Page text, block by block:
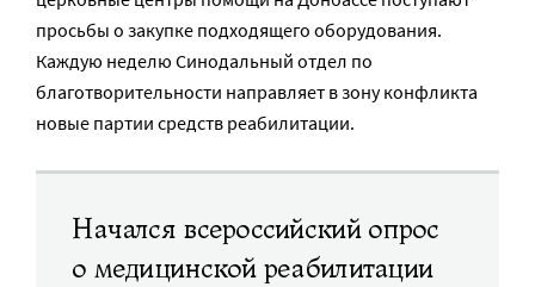
просьбы о закупке подходящего оборудования.
Каждую неделю Синодальный отдел по
благотворительности направляет в зону конфликта
новые партии средств реабилитации.
Начался всероссийский опрос
о медицинской реабилитации